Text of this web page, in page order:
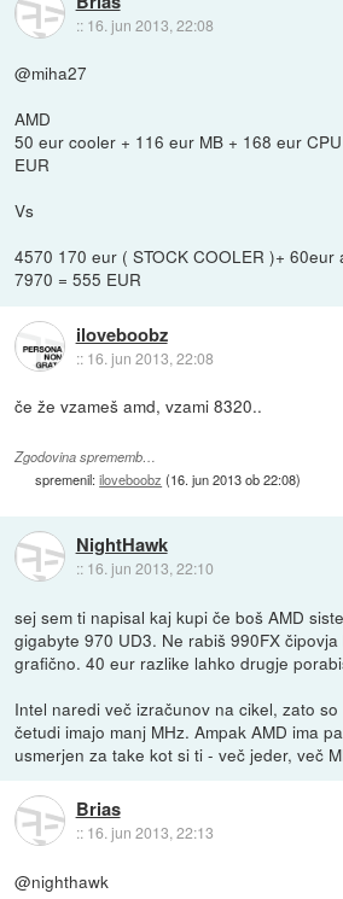
:: 16. jun 2013, 22:08
@miha27
AMD
50 eur cooler + 116 eur MB + 168 eur
EUR
Vs
4570 170 eur ( STOCK COOLER )+
7970 = 555 EUR
iloveboobz
:: 16. jun 2013, 22:08
če že vzameš amd, vzami 8320..
Zgodovina sprememb…
spremenil:iloveboobz (16. jun 2013 ob 22:08)
NightHawk
:: 16. jun 2013, 22:10
sej sem ti napisal kaj kupi če boš AMD
gigabyte 970 UD3. Ne rabiš 990FX čipovja
grafično. 40 eur razlike lahko drugje
Intel naredi več izračunov na cikel, zato
četudi imajo manj MHz. Ampak AMD ima
usmerjen za take kot si ti - več jeder, več
Brias
:: 16. jun 2013, 22:13
@nighthawk